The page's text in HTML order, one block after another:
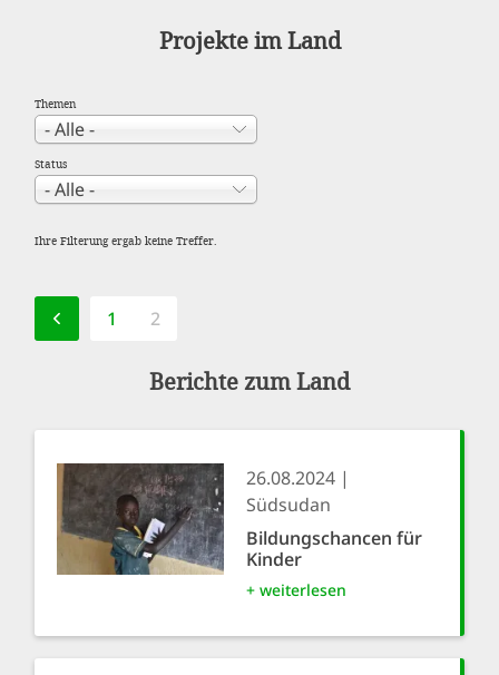
Projekte im Land
Themen
Status
Ihre Filterung ergab keine Treffer.
Seitennummerierung
VORHERIGE SEITE
PAGE
1 AKTUELLE
2
Berichte zum Land
26.08.2024
Südsudan
Bildungschancen für
Kinder
+ weiterlesen